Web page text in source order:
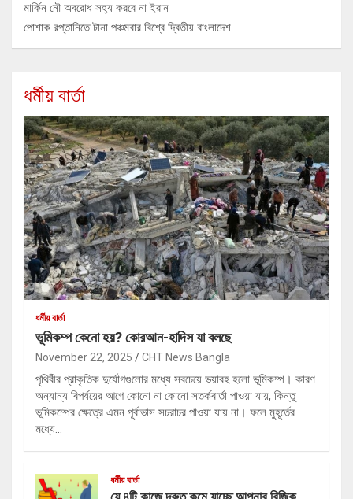
মার্কিন নৌ অবরোধ সহ্য করবে না ইরান
পোশাক রপ্তানিতে টানা পঞ্চমবার বিশ্বে দ্বিতীয় বাংলাদেশ
ধর্মীয় বার্তা
ধর্মীয় বার্তা
ভূমিকম্প কেনো হয়? কোরআন-হাদিস যা বলছে
November 22, 2025 CHT News Bangla
পৃথিবীর প্রাকৃতিক দুর্যোগগুলোর মধ্যে সবচেয়ে ভয়াবহ হলো ভূমিকম্প। কারণ
অন্যান্য বিপর্যয়ের আগে কোনো না কোনো সতর্কবার্তা পাওয়া যায়, কিন্তু
ভূমিকম্পের ক্ষেত্রে এমন পূর্বাভাস সচরাচর পাওয়া যায় না। ফলে মুহূর্তের
মধ্যে…
ধর্মীয় বার্তা